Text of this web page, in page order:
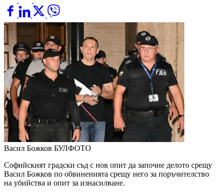
Васил Божков БУЛФОТО
Софийският градски съд с нов опит да започне делото срещу
Васил Божков по обвиненията срещу него за поръчителство
на убийства и опит за изнасилване.